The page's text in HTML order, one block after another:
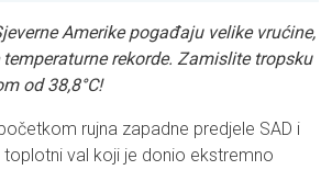
Amerike pogađaju velike vrućine,
rekorde. Zamislite tropsku
od 38,8°C!
rujna zapadne predjele SAD i
toplotni val koji je donio ekstremno